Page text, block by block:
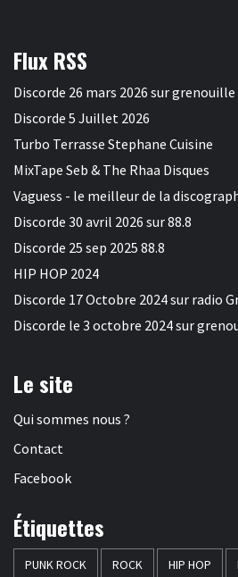
Flux RSS
Discorde 26 mars 2026 sur grenouille
Discorde 5 Juillet 2026
Turbo Terrasse Stephane Cuisine
MixTape Seb & The Rhaa Disques
Vaguess - le meilleur de la
Discorde 30 avril 2026 sur 88.8
Discorde 25 sep 2025 88.8
HIP HOP 2024
Discorde 17 Octobre 2024 sur radio
Discorde le 3 octobre 2024 sur
Le site
Qui sommes nous ?
Contact
Facebook
Étiquettes
PUNK ROCK ROCK HIP HOP